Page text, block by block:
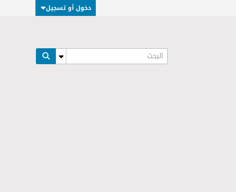
دخول أو تسجيل